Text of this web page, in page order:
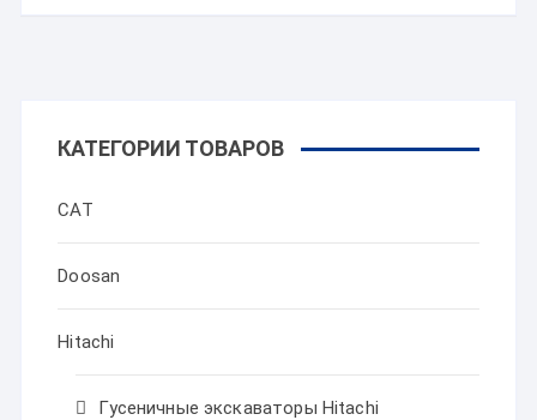
КАТЕГОРИИ ТОВАРОВ
CAT
Doosan
Hitachi
Гусеничные экскаваторы Hitachi